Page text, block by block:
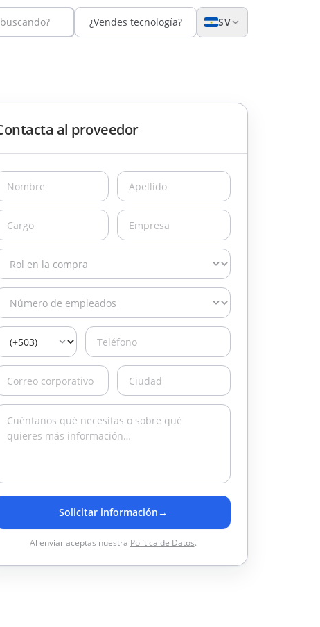
¿Vendes tecnología? SV
al proveedor
Solicitar información→
Al enviar aceptas nuestra Política de Datos.